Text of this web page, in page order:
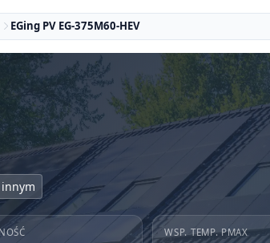
EGing PV EG-375M60-HEV
WSP. TEMP. PMAX